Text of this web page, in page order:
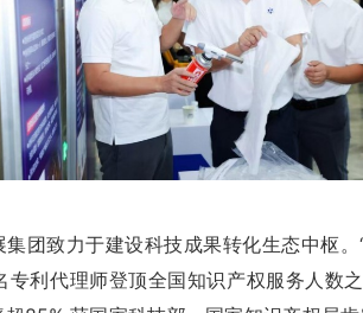
团致力于建设科技成果转化生态中枢
专利代理师登顶全国知识产权服务人数